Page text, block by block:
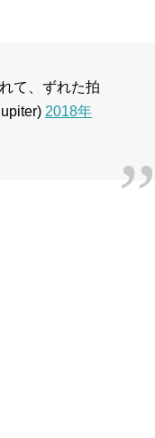
て、ずれた拍
2018年